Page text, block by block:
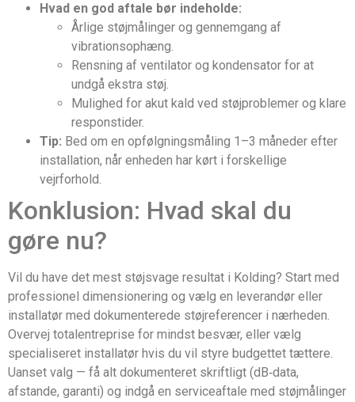
Hvad en god aftale bør indeholde:
Årlige støjmålinger og gennemgang af
vibrationsophæng.
Rensning af ventilator og kondensator for at
undgå ekstra støj.
Mulighed for akut kald ved støjproblemer og klare
responstider.
Tip: Bed om en opfølgningsmåling 1–3 måneder efter
installation, når enheden har kørt i forskellige
vejrforhold.
Konklusion: Hvad skal du
gøre nu?
Vil du have det mest støjsvage resultat i Kolding? Start med
professionel dimensionering og vælg en leverandør eller
installatør med dokumenterede støjreferencer i nærheden.
Overvej totalentreprise for mindst besvær, eller vælg
specialiseret installatør hvis du vil styre budgettet tættere.
Uanset valg — få alt dokumenteret skriftligt (dB‑data,
afstande, garanti) og indgå en serviceaftale med støjmålinger